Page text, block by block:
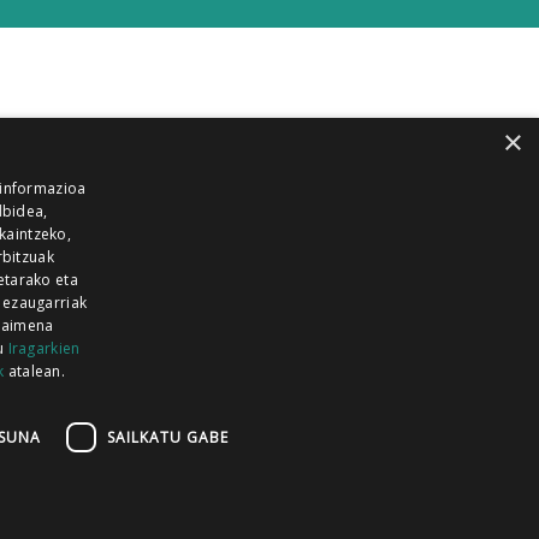
GUKA
GUKA ZUMAIA GUKA
×
eta
Iragarkien
atalean.
SAILKATU GABE